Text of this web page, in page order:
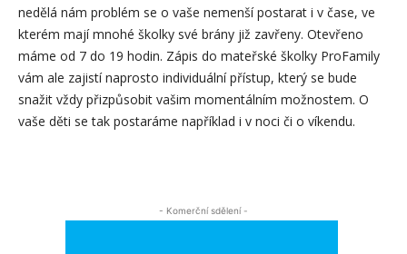
nedělá nám problém se o vaše nemenší postarat i v čase, ve
kterém mají mnohé školky své brány již zavřeny. Otevřeno
máme od 7 do 19 hodin. Zápis do mateřské školky ProFamily
vám ale zajistí naprosto individuální přístup, který se bude
snažit vždy přizpůsobit vašim momentálním možnostem. O
vaše děti se tak postaráme například i v noci či o víkendu.
- Komerční sdělení -